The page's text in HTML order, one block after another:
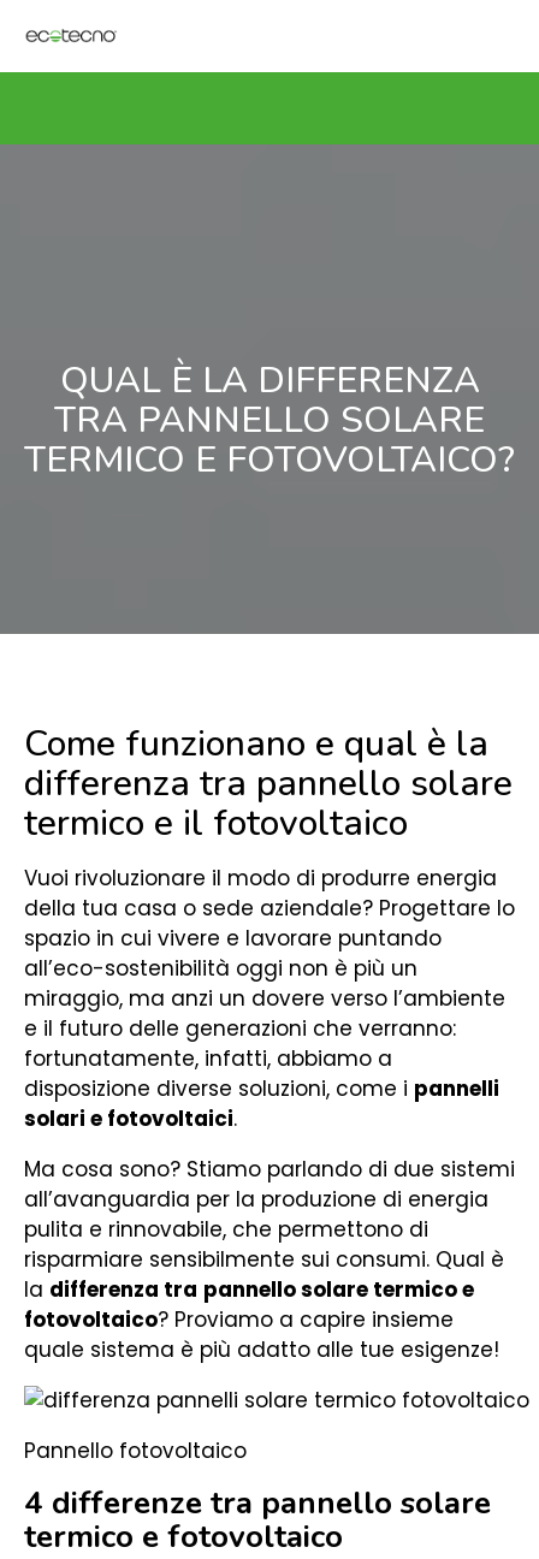
QUAL È LA DIFFERENZA
TRA PANNELLO SOLARE
TERMICO E FOTOVOLTAICO?
Come funzionano e qual è la
differenza tra pannello solare
termico e il fotovoltaico
Vuoi rivoluzionare il modo di produrre energia
della tua casa o sede aziendale? Progettare lo
spazio in cui vivere e lavorare puntando
all’eco-sostenibilità oggi non è più un
miraggio, ma anzi un dovere verso l’ambiente
e il futuro delle generazioni che verranno:
fortunatamente, infatti, abbiamo a
disposizione diverse soluzioni, come i pannelli
solari e fotovoltaici.
Ma cosa sono? Stiamo parlando di due sistemi
all’avanguardia per la produzione di energia
pulita e rinnovabile, che permettono di
risparmiare sensibilmente sui consumi. Qual è
la differenza tra pannello solare termico e
fotovoltaico? Proviamo a capire insieme
quale sistema è più adatto alle tue esigenze!
Pannello fotovoltaico
4 differenze tra pannello solare
termico e fotovoltaico